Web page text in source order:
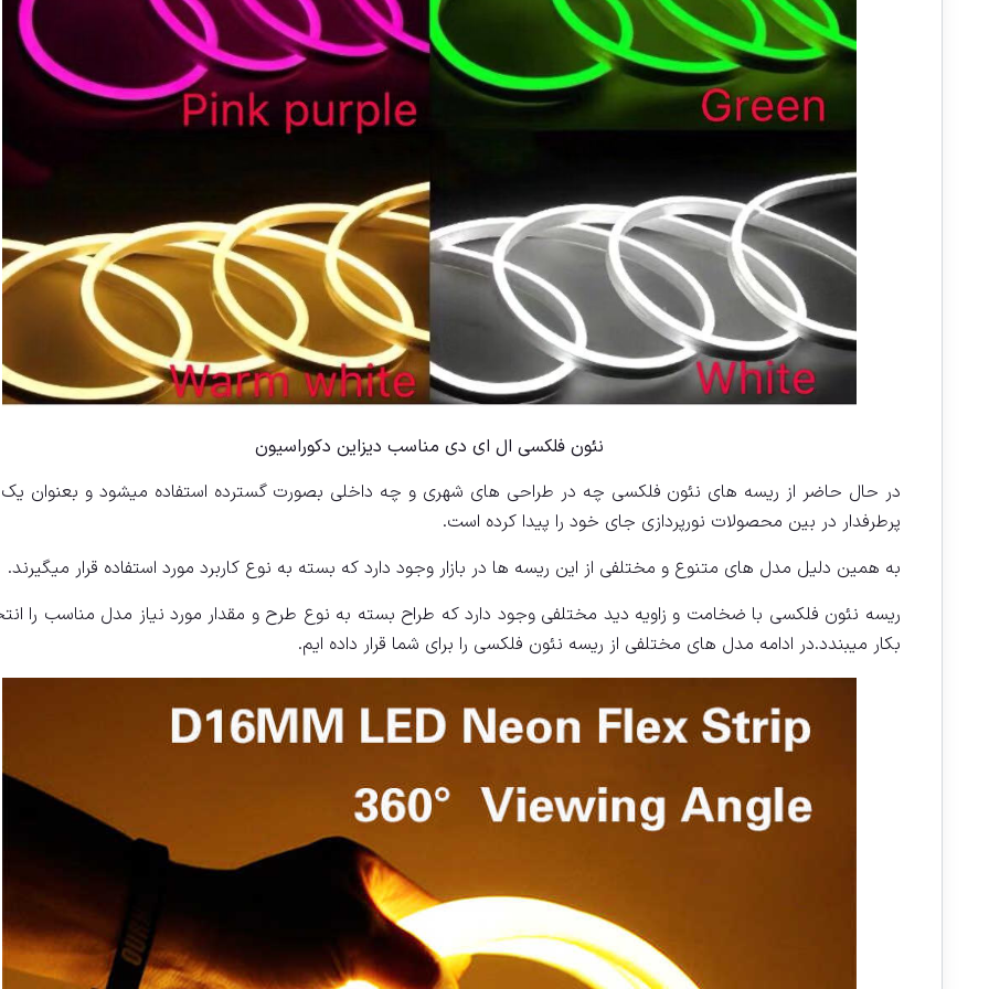
نئون فلکسی ال ای دی مناسب دیزاین دکوراسیون
در حال حاضر از ریسه های نئون فلکسی چه در طراحی های شهری و چه داخلی بصورت گسترده استفاده میشود و بعنوان یک
پرطرفدار در بین محصولات نورپردازی جای خود را پیدا کرده است.
به همین دلیل مدل های متنوع و مختلفی از این ریسه ها در بازار وجود دارد که بسته به نوع کاربرد مورد استفاده قرار میگیرند.
ریسه نئون فلکسی با ضخامت و زاویه دید مختلفی وجود دارد که طراح بسته به نوع طرح و مقدار مورد نیاز مدل مناسب را
بکار میبندد.در ادامه مدل های مختلفی از ریسه نئون فلکسی را برای شما قرار داده ایم.